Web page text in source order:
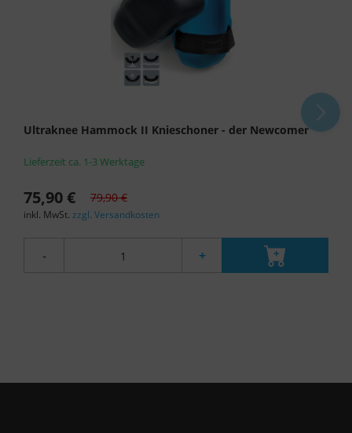
Ultraknee Hammock II Knieschoner - der Newcomer
Lieferzeit ca. 1-3 Werktage
75,90 € 79,90 €
inkl. MwSt. zzgl. Versandkosten
- +
Überwachungszwecken, möglicherweise ohne
Rechtsmittel, verarbeitet werden. Wenn Sie auf
"Nur essenzielle Cookies akzeptieren" klicken,
findet die oben beschriebene Übertragung nicht